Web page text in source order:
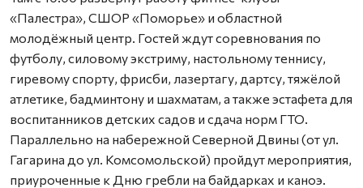
«Палестра», СШОР «Поморье» и областной
молодёжный центр. Гостей ждут соревнования по
футболу, силовому экстриму, настольному теннису,
гиревому спорту, фрисби, лазертагу, дартсу, тяжёлой
атлетике, бадминтону и шахматам, а также эстафета для
воспитанников детских садов и сдача норм ГТО.
Параллельно на набережной Северной Двины (от ул.
Гагарина до ул. Комсомольской) пройдут мероприятия,
приуроченные к Дню гребли на байдарках и каноэ.